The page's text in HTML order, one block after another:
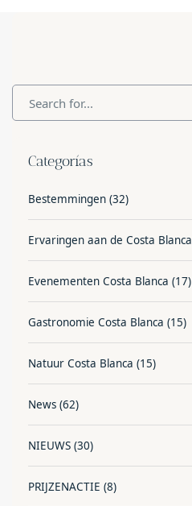
Categorías
Bestemmingen (32)
Ervaringen aan de Costa Blanca
Evenementen Costa Blanca (17)
Gastronomie Costa Blanca (15)
Natuur Costa Blanca (15)
News (62)
NIEUWS (30)
PRIJZENACTIE (8)